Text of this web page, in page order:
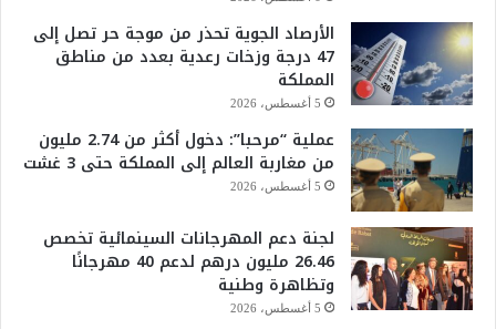
الأرصاد الجوية تحذر من موجة حر تصل إلى
47 درجة وزخات رعدية بعدد من مناطق
المملكة
5 أغسطس، 2026
عملية “مرحبا”: دخول أكثر من 2.74 مليون
من مغاربة العالم إلى المملكة حتى 3 غشت
5 أغسطس، 2026
لجنة دعم المهرجانات السينمائية تخصص
26.46 مليون درهم لدعم 40 مهرجانًا
وتظاهرة وطنية
5 أغسطس، 2026